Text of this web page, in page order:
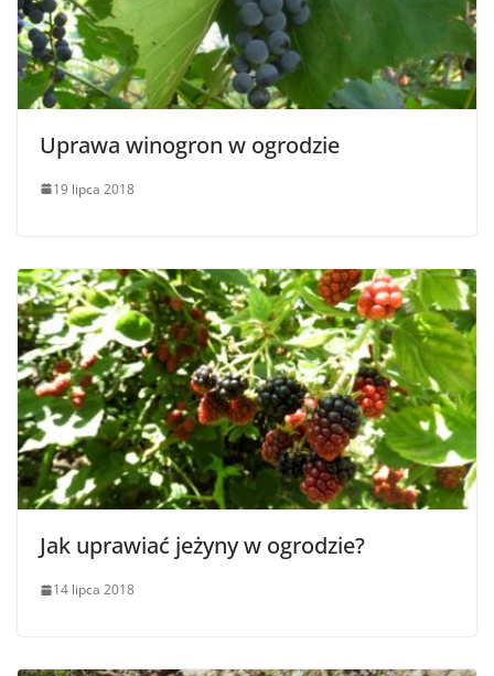
Uprawa winogron w ogrodzie
19 lipca 2018
Jak uprawiać jeżyny w ogrodzie?
14 lipca 2018